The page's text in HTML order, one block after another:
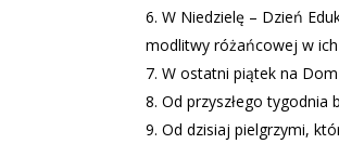
W Niedzielę – Dzień
modlitwy różańcowej w
W ostatni piątek na
Od przyszłego tygodnia
Od dzisiaj pielgrzymi,